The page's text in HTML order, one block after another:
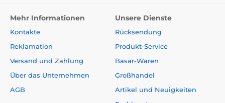
Mehr Informationen
Kontakte
Reklamation
Versand und Zahlung
Über das Unternehmen
AGB
Unsere Dienste
Rücksendung
Produkt-Service
Basar-Waren
Großhandel
Artikel und Neuigkeiten